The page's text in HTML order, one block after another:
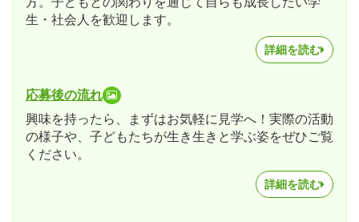
生・社会人を歓迎します。
詳細を読む
応募後の流れ
興味を持ったら、まずはお気軽に見学へ！実際の活動
の様子や、子どもたちが生き生きと学ぶ姿をぜひご覧
ください。
詳細を読む